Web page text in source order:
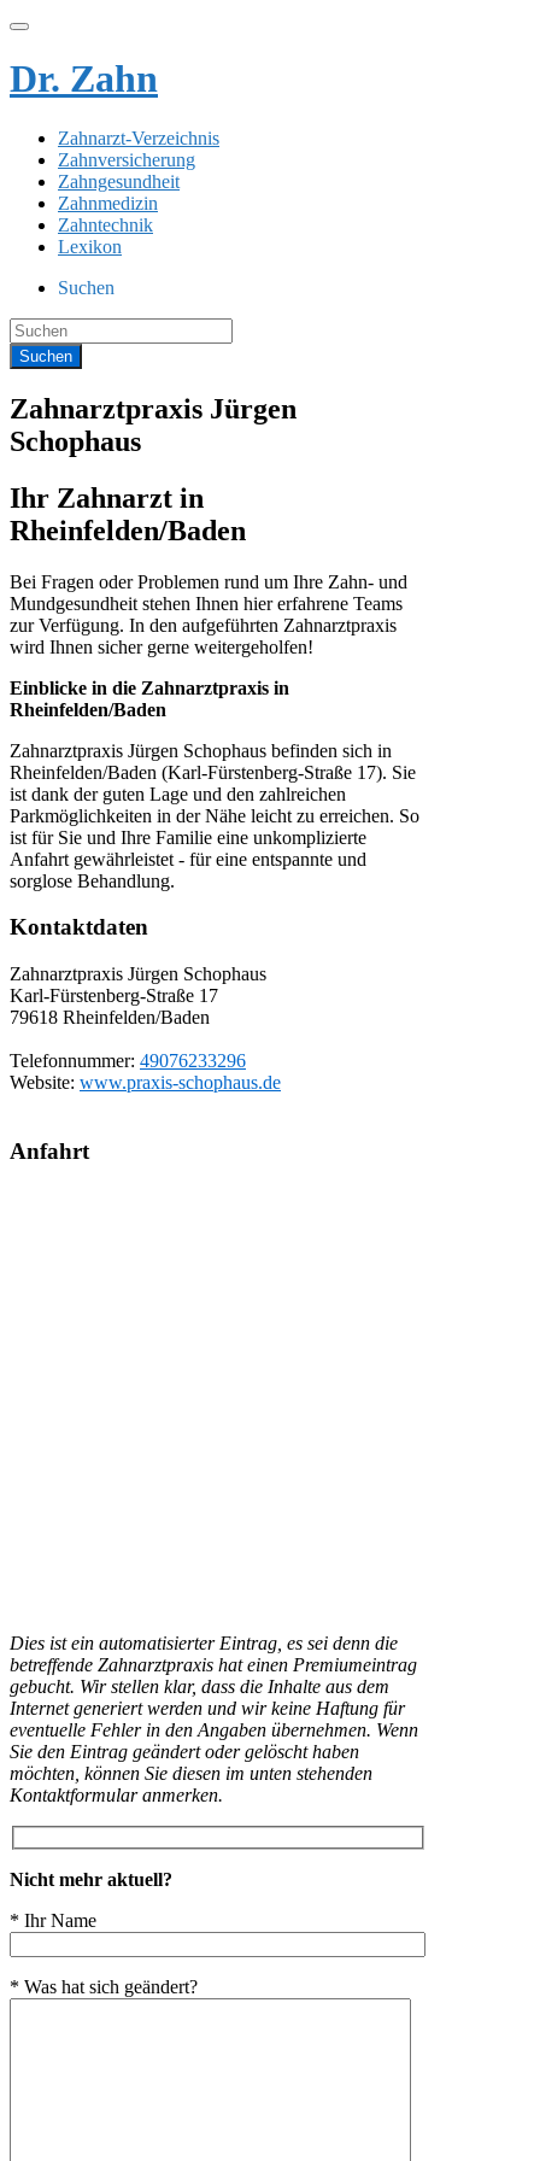
Dr. Zahn
Zahnarzt-Verzeichnis
Zahnversicherung
Zahngesundheit
Zahnmedizin
Zahntechnik
Lexikon
Suchen
Zahnarztpraxis Jürgen
Schophaus
Ihr Zahnarzt in
Rheinfelden/Baden
Bei Fragen oder Problemen rund um Ihre Zahn- und
Mundgesundheit stehen Ihnen hier erfahrene Teams
zur Verfügung. In den aufgeführten Zahnarztpraxis
wird Ihnen sicher gerne weitergeholfen!
Einblicke in die Zahnarztpraxis in
Rheinfelden/Baden
Zahnarztpraxis Jürgen Schophaus befinden sich in
Rheinfelden/Baden (Karl-Fürstenberg-Straße 17). Sie
ist dank der guten Lage und den zahlreichen
Parkmöglichkeiten in der Nähe leicht zu erreichen. So
ist für Sie und Ihre Familie eine unkomplizierte
Anfahrt gewährleistet - für eine entspannte und
sorglose Behandlung.
Kontaktdaten
Zahnarztpraxis Jürgen Schophaus
Karl-Fürstenberg-Straße 17
79618 Rheinfelden/Baden
Telefonnummer: 49076233296
Website: www.praxis-schophaus.de
Anfahrt
Dies ist ein automatisierter Eintrag, es sei denn die
betreffende Zahnarztpraxis hat einen Premiumeintrag
gebucht. Wir stellen klar, dass die Inhalte aus dem
Internet generiert werden und wir keine Haftung für
eventuelle Fehler in den Angaben übernehmen. Wenn
Sie den Eintrag geändert oder gelöscht haben
möchten, können Sie diesen im unten stehenden
Kontaktformular anmerken.
Nicht mehr aktuell?
* Ihr Name
* Was hat sich geändert?